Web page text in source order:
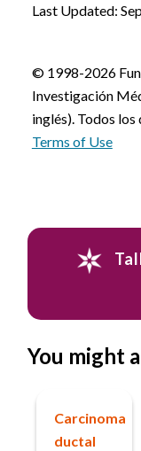
Last Updated:
© 1998-2026
Investigación
inglés). Todos
Terms of Use
You might
Carcinoma
ductal